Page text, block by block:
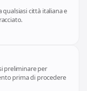
città italiana e
preliminare per
prima di procedere